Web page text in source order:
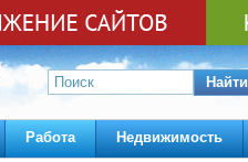
Найти
Работа Недвижимость